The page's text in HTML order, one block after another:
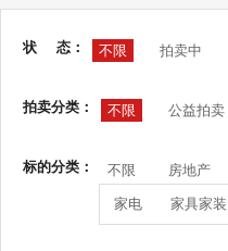
状 态： 不限 拍卖中
拍卖分类： 不限 公益拍卖
标的分类： 不限 房地产
家电 家具家装